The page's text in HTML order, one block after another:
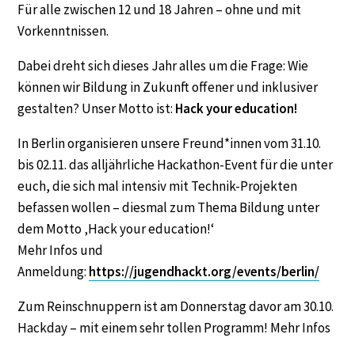
Für alle zwischen 12 und 18 Jahren – ohne und mit
Vorkenntnissen.
Dabei dreht sich dieses Jahr alles um die Frage: Wie
können wir Bildung in Zukunft offener und inklusiver
gestalten? Unser Motto ist: Hack your education!
In Berlin organisieren unsere Freund*innen vom 31.10.
bis 02.11. das alljährliche Hackathon-Event für die unter
euch, die sich mal intensiv mit Technik-Projekten
befassen wollen – diesmal zum Thema Bildung unter
dem Motto ‚Hack your education!‘
Mehr Infos und
Anmeldung: https://jugendhackt.org/events/berlin/
Zum Reinschnuppern ist am Donnerstag davor am 30.10.
Hackday – mit einem sehr tollen Programm! Mehr Infos